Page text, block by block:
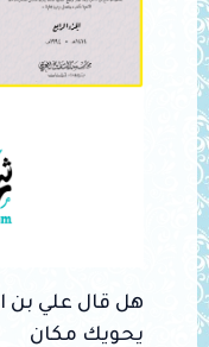
هل قال علي بن
يحويك مكان